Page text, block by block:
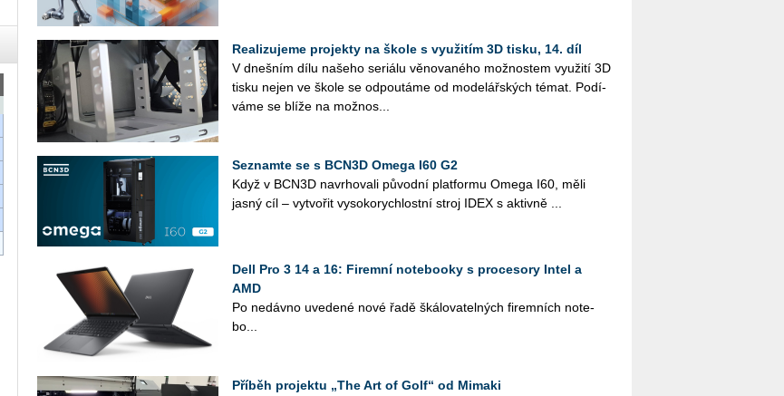
Realizujeme projekty na škole s využitím 3D tisku, 14. díl
V dneš­ním dílu na­še­ho se­ri­á­lu vě­no­va­né­ho mož­nos­tem vy­u­ži­tí 3D
tisku nejen ve škole se od­pou­tá­me od mo­de­lář­ských témat. Po­dí­
vá­me se blíže na mož­nos­...
Seznamte se s BCN3D Omega I60 G2
Když v BCN3D na­vr­ho­va­li pů­vod­ní plat­for­mu Omega I60, měli
jasný cíl – vy­tvo­řit vy­so­ko­rych­lost­ní stroj IDEX s ak­tiv­ně ...
Dell Pro 3 14 a 16: Firemní notebooky s procesory Intel a
AMD
Po ne­dáv­no uve­de­né nové řadě šká­lo­va­tel­ných fi­rem­ních no­te­
bo...
Příběh projektu „The Art of Golf“ od Mimaki